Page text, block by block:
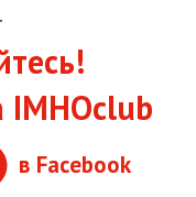
IMHOclub
в Facebook